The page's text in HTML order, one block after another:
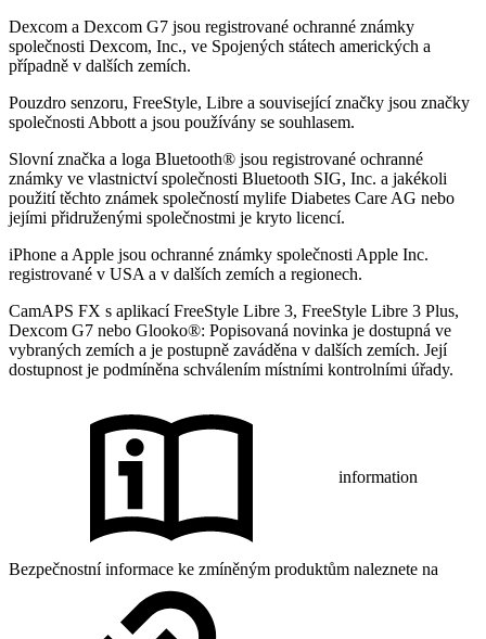
Dexcom a Dexcom G7 jsou registrované ochranné známky
společnosti Dexcom, Inc., ve Spojených státech amerických a
případně v dalších zemích.
Pouzdro senzoru, FreeStyle, Libre a související značky jsou značky
společnosti Abbott a jsou používány se souhlasem.
Slovní značka a loga Bluetooth® jsou registrované ochranné
známky ve vlastnictví společnosti Bluetooth SIG, Inc. a jakékoli
použití těchto známek společností mylife Diabetes Care AG nebo
jejími přidruženými společnostmi je kryto licencí.
iPhone a Apple jsou ochranné známky společnosti Apple Inc.
registrované v USA a v dalších zemích a regionech.
CamAPS FX s aplikací FreeStyle Libre 3, FreeStyle Libre 3 Plus,
Dexcom G7 nebo Glooko®: Popisovaná novinka je dostupná ve
vybraných zemích a je postupně zaváděna v dalších zemích. Její
dostupnost je podmíněna schválením místními kontrolními úřady.
information
Bezpečnostní informace ke zmíněným produktům naleznete na